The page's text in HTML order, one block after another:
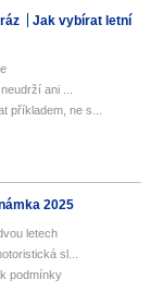
Jak vybírat letní
ani ...
příkladem, ne s...
2025
letech
sl...
podmínky